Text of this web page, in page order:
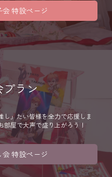
特設ページ
ラン
」たい皆様を全力で応援しま
屋で大声で盛り上がろう！
特設ページ